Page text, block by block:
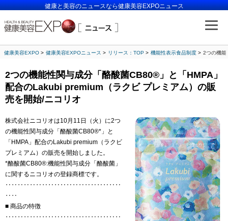
健康と美容のニュースなら健康美容EXPOニュース
健康美容EXPO 健康美容EXPOニュース リリース：TOP 機能性表示食品制度 2つの機能
2つの機能性関与成分「酪酸菌CB80®」と「HMPA」
配合のLakubi premium（ラクビ プレミアム）の販
売を開始/ニコリオ
株式会社ニコリオは10月11日（火）に2つ
の機能性関与成分「酪酸菌CB80®*」と
「HMPA」配合のLakubi premium（ラクビ
プレミアム）の販売を開始しました。
*酪酸菌CB80®:機能性関与成分「酪酸菌」
に関するニコリオの登録商標です。
‥‥‥‥‥‥‥‥‥‥‥‥‥‥‥‥‥‥‥
‥‥
■ 商品の特徴
‥‥‥‥‥‥‥‥‥‥‥‥‥‥‥‥‥‥‥